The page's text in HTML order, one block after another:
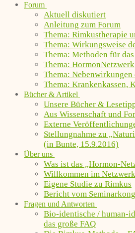
Forum
Aktuell diskutiert
Anleitung zum Forum
Thema: Rimkustherapie
Thema: Wirkungsweise
Thema: Methoden für
Thema: HormonNetzwerk
Thema:
Thema: Krankenkassen,
Bücher & Artikel
Unsere Bücher &
Aus Wissenschaft und
Externe
Stellungnahme zu
(in Bunte, 15.9.2016)
Über uns
Was ist das „Hormon-
Willkommen im Netzwerk
Eigene Studie zu Rimkus
Bericht vom
Fragen und Antworten
Bio-identische / human-
das große FAQ